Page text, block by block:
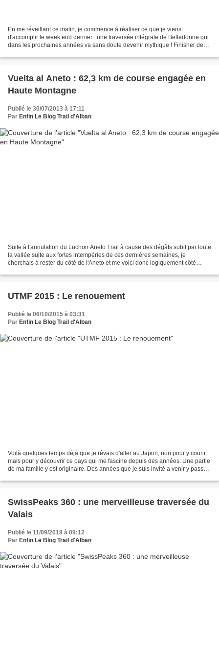
En me réveillant ce matin, je commence à réaliser ce que je viens
d'accomplir le week end dernier : une traversée intégrale de Belledonne qui
dans les prochaines années va sans doute devenir mythique ! Finisher de
Vuelta al Aneto : 62,3 km de course engagée en
Haute Montagne
Publié le 30/07/2013 à 17:11
Par Enfin Le Blog Trail d'Alban
Suite à l'annulation du Luchon Aneto Trail à cause des dégâts subit par toute
la vallée suite aux fortes intempéries de ces dernières semaines, je
cherchais à rester du côté de l'Aneto et me voici donc logiquement côté
UTMF 2015 : Le renouement
Publié le 06/10/2015 à 03:31
Par Enfin Le Blog Trail d'Alban
Voilà quelques temps déjà que je rêvais d'aller au Japon, non pour y courir,
mais pour y découvrir ce pays qui me fascine depuis des années. Une partie
de ma famille y est originaire. Des années que je suis invité a venir y passer
SwissPeaks 360 : une merveilleuse traversée du
Valais
Publié le 11/09/2018 à 09:12
Par Enfin Le Blog Trail d'Alban